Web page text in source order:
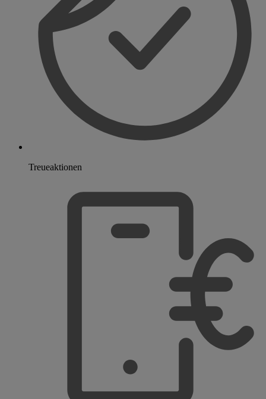
Treueaktionen